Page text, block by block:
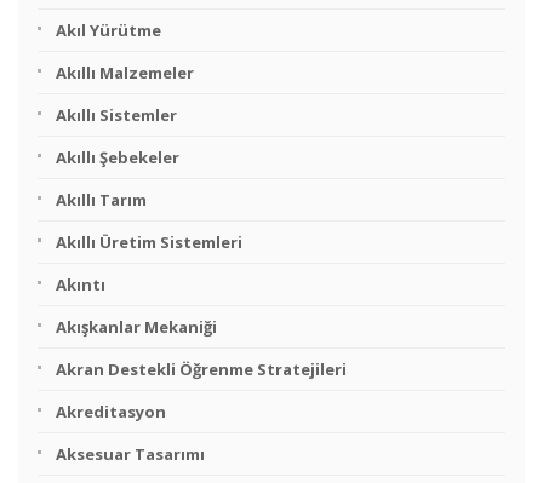
Akıl Yürütme
Akıllı Malzemeler
Akıllı Sistemler
Akıllı Şebekeler
Akıllı Tarım
Akıllı Üretim Sistemleri
Akıntı
Akışkanlar Mekaniği
Akran Destekli Öğrenme Stratejileri
Akreditasyon
Aksesuar Tasarımı